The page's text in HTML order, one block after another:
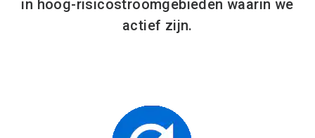
in hoog-risicostroomgebieden waarin we
actief zijn.